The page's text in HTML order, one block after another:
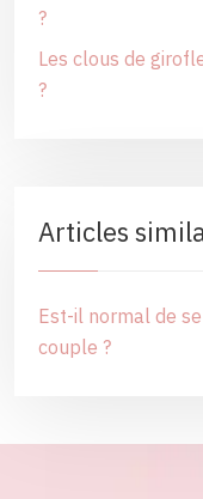
?
Les clous de
?
Articles
Est-il normal de
couple ?